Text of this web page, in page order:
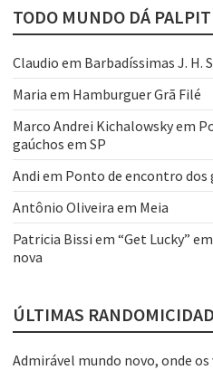
TODO MUNDO DÁ
Claudio em Barbadíssimas J. H.
Maria em Hamburguer Grã Filé
Marco Andrei Kichalowskyem
gaúchos em SP
Andi em Ponto de encontro dos
Antônio Oliveira em Meia
Patricia Bissi em “Get Lucky”
nova
ÚLTIMAS
Admirável mundo novo, onde